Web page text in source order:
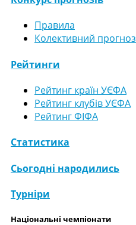
Правила
Колективний прогноз
Рейтинги
Рейтинг країн УЄФА
Рейтинг клубів УЄФА
Рейтинг ФІФА
Статистика
Сьогодні народились
Турніри
Національні чемпіонати